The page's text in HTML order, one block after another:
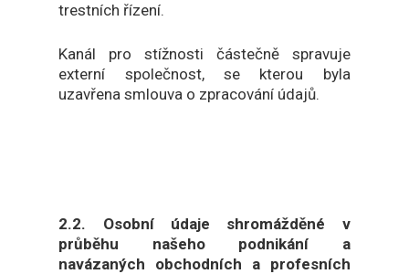
trestních řízení.
Kanál pro stížnosti částečně spravuje
externí společnost, se kterou byla
uzavřena smlouva o zpracování údajů.
2.2. Osobní údaje shromážděné v
průběhu našeho podnikání a
navázaných obchodních a profesních